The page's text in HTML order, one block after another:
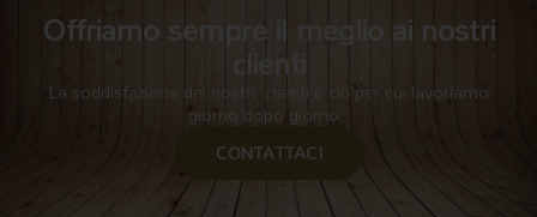
Offriamo sempre il meglio ai nostri
clienti
La soddisfazione dei nostri clienti è ciò per cui lavoriamo
giorno dopo giorno.
CONTATTACI